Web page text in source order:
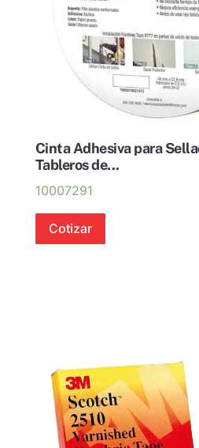
Cinta Adhesiva para
Tableros de...
10007291
Cotizar